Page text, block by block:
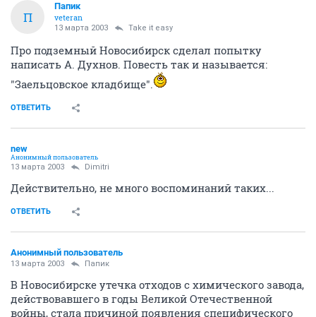
П
Папик
veteran
13 марта 2003 Take it easy
Про подземный Новосибирск сделал попытку
написать А. Духнов. Повесть так и называется:
"Заельцовское кладбище".
ОТВЕТИТЬ
new
Анонимный пользователь
13 марта 2003 Dimitri
Действительно, не много воспоминаний таких...
ОТВЕТИТЬ
Анонимный пользователь
13 марта 2003 Папик
В Новосибирске утечка отходов с химического завода,
действовавшего в годы Великой Отечественной
войны, стала причиной появления специфического